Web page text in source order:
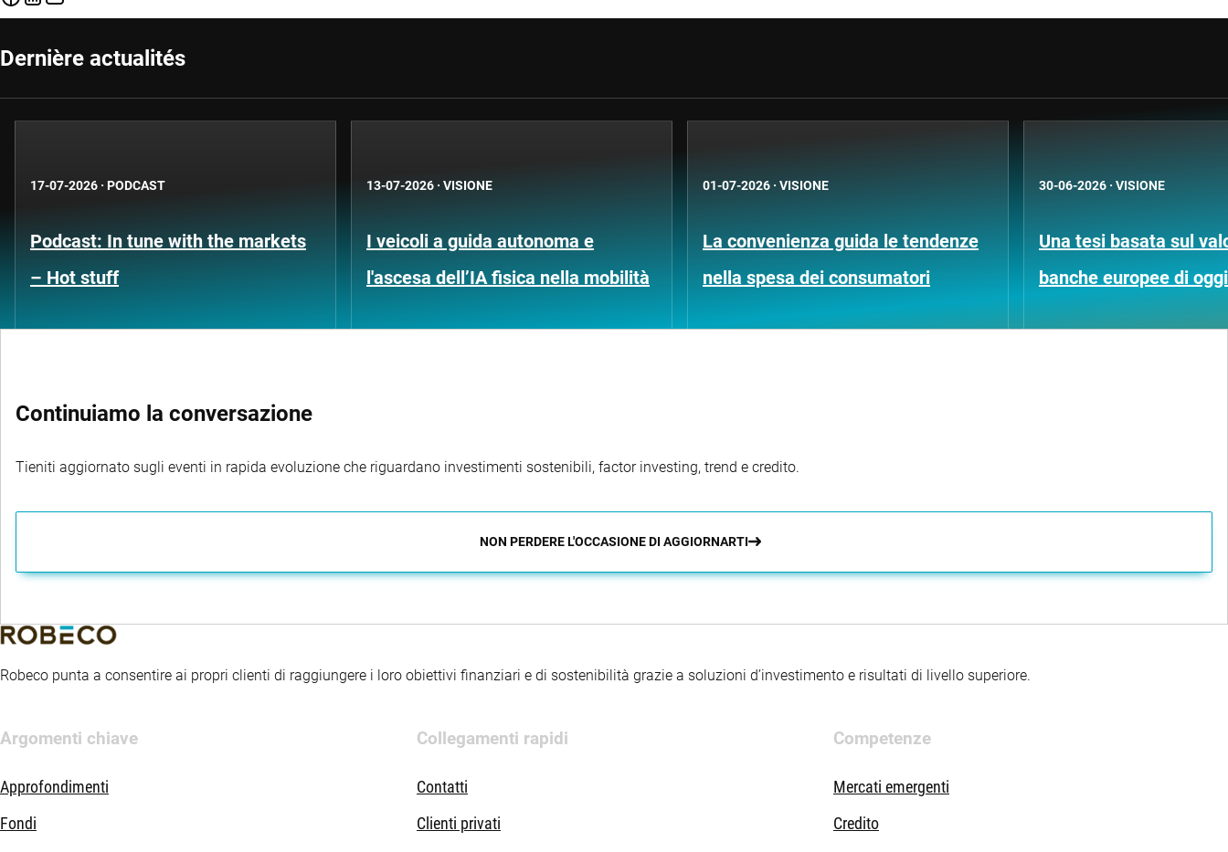
Dernière actualités
17-07-2026 · PODCAST
Podcast: In tune with the markets
– Hot stuff
13-07-2026 · VISIONE
I veicoli a guida autonoma e
l'ascesa dell’IA fisica nella mobilità
01-07-2026 · VISIONE
La convenienza guida le tendenze
nella spesa dei consumatori
30-06-2026 · VISIONE
Una tesi basata sul
banche europee di oggi
Continuiamo la conversazione
Tieniti aggiornato sugli eventi in rapida evoluzione che riguardano investimenti sostenibili, factor investing, trend e credito.
NON PERDERE L'OCCASIONE DI AGGIORNARTI
Robeco punta a consentire ai propri clienti di raggiungere i loro obiettivi finanziari e di sostenibilità grazie a soluzioni d’investimento e risultati di livello superiore.
Argomenti chiave
Approfondimenti
Fondi
Collegamenti rapidi
Contatti
Clienti privati
Competenze
Mercati emergenti
Credito